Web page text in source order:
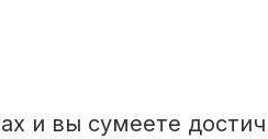
и вы сумеете